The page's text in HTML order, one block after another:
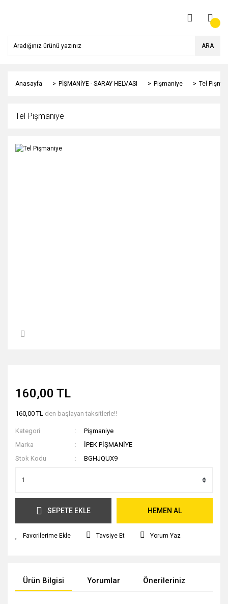
ARA
Anasayfa PİŞMANİYE - SARAY HELVASI Pişmaniye Tel
Tel Pişmaniye
160,00 TL
160,00 TL den başlayan taksitlerle!!
Kategori
Pişmaniye
Marka
İPEK PİŞMANİYE
Stok Kodu
BGHJQUX9
SEPETE EKLE HEMEN AL
Tavsiye Et Yorum Yaz
Ürün Bilgisi Yorumlar Önerileriniz